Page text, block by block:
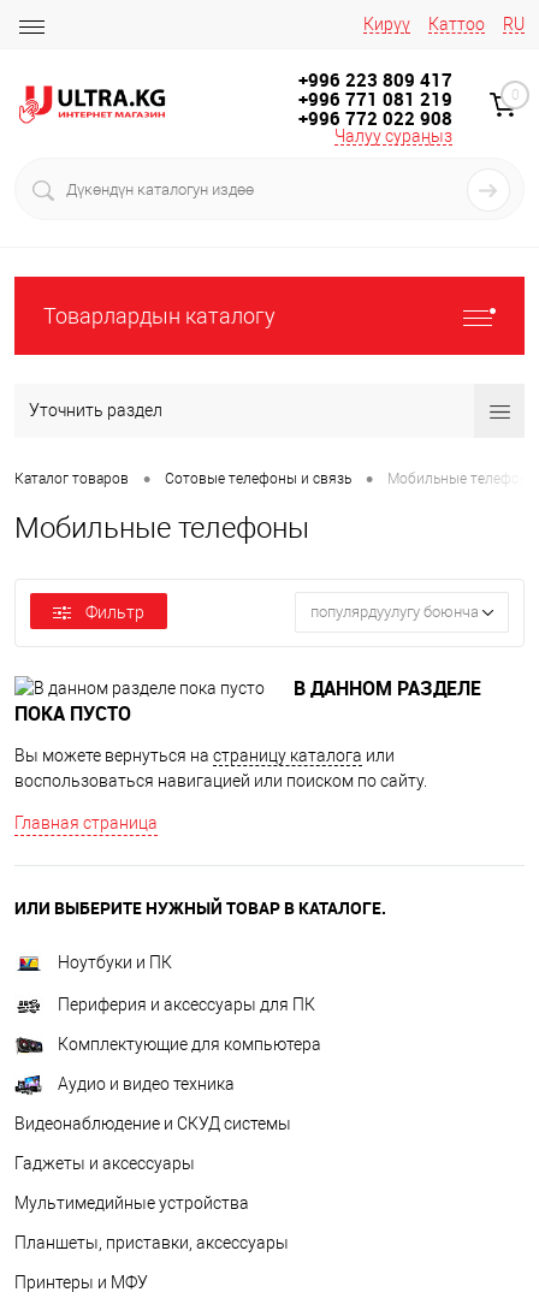
Кирүү Каттоо RU
+996 223 809 417
+996 771 081 219
+996 772 022 908
Чалуу сураңыз
0
Товарлардын каталогу
Уточнить раздел
Каталог товаров • Сотовые телефоны и связь • Мобильные телефоны
Мобильные телефоны
Фильтр популярдуулугу боюнча
В ДАННОМ РАЗДЕЛЕ
ПОКА ПУСТО
Вы можете вернуться на страницу каталога или
воспользоваться навигацией или поиском по сайту.
Главная страница
ИЛИ ВЫБЕРИТЕ НУЖНЫЙ ТОВАР В КАТАЛОГЕ.
Ноутбуки и ПК
Периферия и аксессуары для ПК
Комплектующие для компьютера
Аудио и видео техника
Видеонаблюдение и СКУД системы
Гаджеты и аксессуары
Мультимедийные устройства
Планшеты, приставки, аксессуары
Принтеры и МФУ